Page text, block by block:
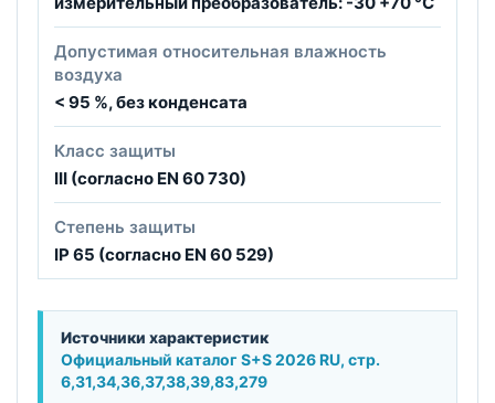
Допустимая относительная влажность
воздуха
< 95 %, без конденсата
Класс защиты
III (согласно EN 60 730)
Степень защиты
IP 65 (согласно EN 60 529)
Источники характеристик
Официальный каталог S+S 2026 RU, стр.
6,31,34,36,37,38,39,83,279